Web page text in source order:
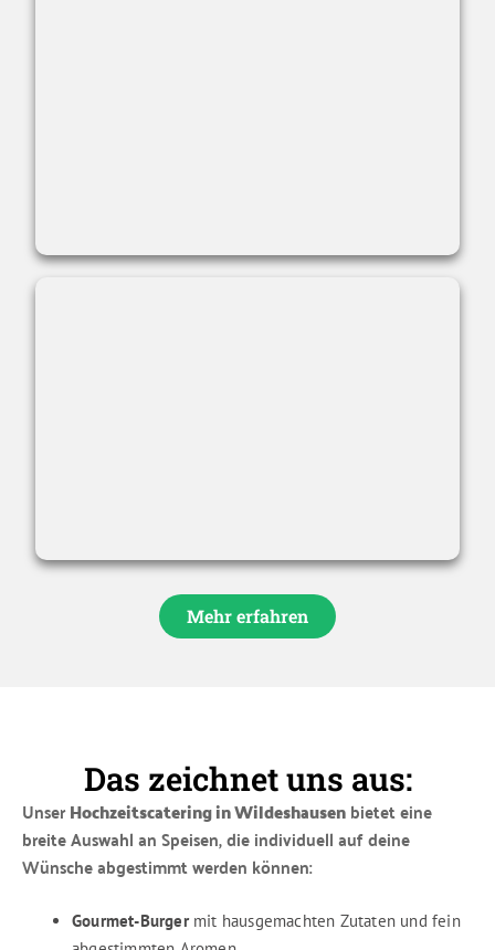
Mehr erfahren
Das zeichnet uns aus:
UnserHochzeitscatering in Wildeshausenbietet eine
breite Auswahl an Speisen, die individuell auf deine
Wünsche abgestimmt werden können:
Gourmet-Burgermit hausgemachten Zutaten und fein